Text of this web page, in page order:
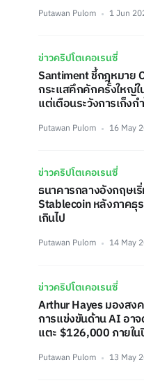
Putawan Pulom 1 Jun
ข่าวคริปโตเคอเรนซี่
Santiment ชี้กฎหมาย
กระแสคึกคักครั้งใหญ่
แต่เตือนระวังการเก็งก
Putawan Pulom 16 May
ข่าวคริปโตเคอเรนซี่
ธนาคารกลางอังกฤษเ
Stablecoin หลังภาคธุ
เกินไป
Putawan Pulom 14 May
ข่าวคริปโตเคอเรนซี่
Arthur Hayes มองสง
การแข่งขันด้าน AI อา
แตะ $126,000 ภายใ
Putawan Pulom 13 May